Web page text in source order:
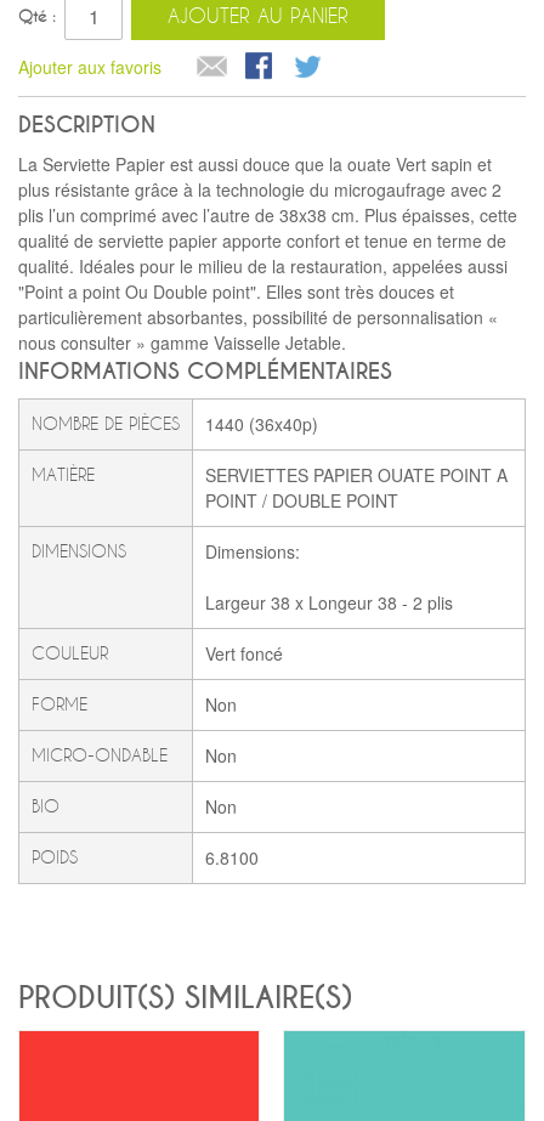
Qté : AJOUTER AU PANIER
Ajouter aux favoris
DESCRIPTION
La Serviette Papier est aussi douce que la ouate Vert sapin et
plus résistante grâce à la technologie du microgaufrage avec 2
plis l’un comprimé avec l’autre de 38x38 cm. Plus épaisses, cette
qualité de serviette papier apporte confort et tenue en terme de
qualité. Idéales pour le milieu de la restauration, appelées aussi
"Point a point Ou Double point". Elles sont très douces et
particulièrement absorbantes, possibilité de personnalisation «
nous consulter » gamme Vaisselle Jetable.
INFORMATIONS COMPLÉMENTAIRES
NOMBRE DE PIÈCES 1440 (36x40p)
MATIÈRE
SERVIETTES PAPIER OUATE POINT A
POINT / DOUBLE POINT
DIMENSIONS Dimensions:
Largeur 38 x Longeur 38 - 2 plis
COULEUR Vert foncé
FORME Non
MICRO-ONDABLE Non
BIO Non
POIDS 6.8100
PRODUIT(S) SIMILAIRE(S)